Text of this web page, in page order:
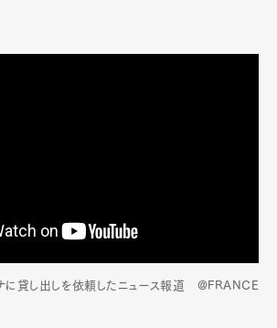
に貸し出しを依頼したニュース報道 @FRANCE